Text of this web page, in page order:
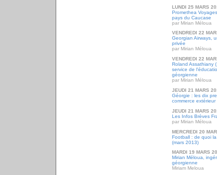
LUNDI 25 MARS
Promethea
pays du Caucase
par Mirian Méloua
VENDREDI 22
Georgian Airways,
privée
par Mirian Méloua
VENDREDI 22
Roland Assathiany
service de
géorgienne
par Mirian Méloua
JEUDI 21 MARS
Géorgie : les dix
commerce extérieur
JEUDI 21 MARS
Les Infos Brèves
par Mirian Méloua
MERCREDI 20
Football : de quoi
(mars 2013)
MARDI 19 MARS
Mirian Méloua,
géorgienne
Miriam Meloua